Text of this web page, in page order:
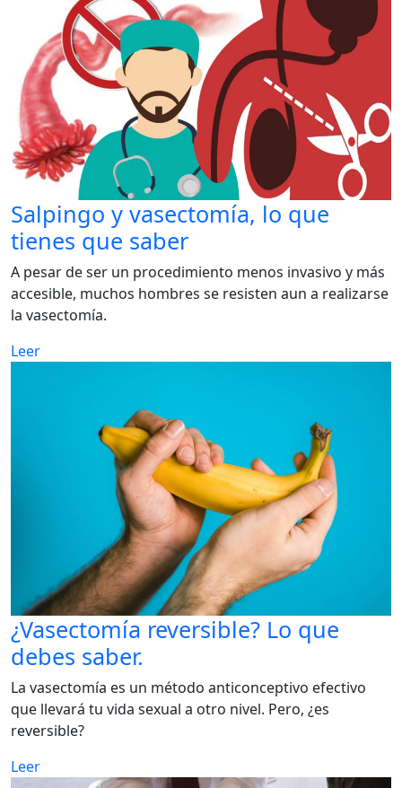
Salpingo y vasectomía, lo que
tienes que saber
A pesar de ser un procedimiento menos invasivo y más
accesible, muchos hombres se resisten aun a realizarse
la vasectomía.
Leer
¿Vasectomía reversible? Lo que
debes saber.
La vasectomía es un método anticonceptivo efectivo
que llevará tu vida sexual a otro nivel. Pero, ¿es
reversible?
Leer